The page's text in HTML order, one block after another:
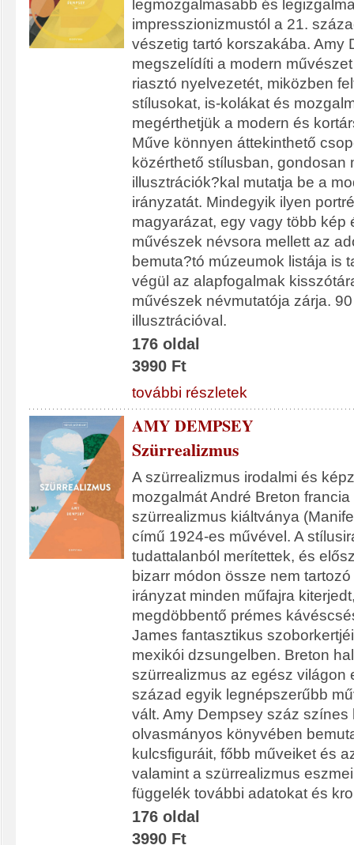
legmozgalmasabb és
impresszionizmustól a 21.
vészetig tartó korszakába. Amy
megszelídíti a modern
riasztó nyelvezetét, miközben
stílusokat, is-kolákat és
megérthetjük a modern és
Műve könnyen áttekinthető
közérthető stílusban, gondosan
illusztrációk?kal mutatja be a
irányzatát. Mindegyik ilyen
magyarázat, egy vagy több kép
művészek névsora mellett az
bemuta?tó múzeumok listája is
végül az alapfogalmak
művészek névmutatója zárja.
illusztrációval.
176 oldal
3990 Ft
további részletek
AMY DEMPSEY
Szürrealizmus
A szürrealizmus irodalmi és
mozgalmát André Breton
szürrealizmus kiáltványa
című 1924-es művével. A
tudattalanból merítettek, és
bizarr módon össze nem
irányzat minden műfajra
megdöbbentő prémes
James fantasztikus
mexikói dzsungelben. Breton
szürrealizmus az egész világon
század egyik legnépszerűbb
vált. Amy Dempsey száz színes
olvasmányos könyvében
kulcsfiguráit, főbb műveiket és
valamint a szürrealizmus
függelék további adatokat és
176 oldal
3990 Ft